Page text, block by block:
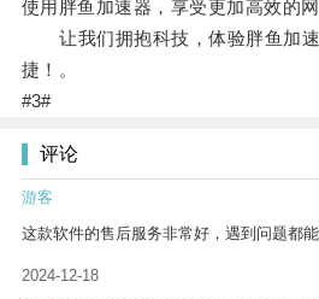
使用胖鱼加速器，享受更加高效的网
让我们拥抱科技，体验胖鱼加速
捷！。
#3#
评论
游客
这款软件的售后服务非常好，遇到问题都能
2024-12-18